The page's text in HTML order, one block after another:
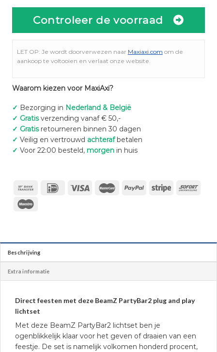
Controleer de voorraad
LET OP: Je wordt doorverwezen naar Maxiaxi.com om de
aankoop te voltooien en verlaat onze website.
Waarom kiezen voor MaxiAxi?
✓ Bezorging in Nederland & België
✓ Gratisverzending vanaf € 50,-
✓ Gratisretourneren binnen 30 dagen
✓ Veilig en vertrouwd achterafbetalen
✓ Voor 22:00 besteld, morgenin huis
Beschrijving
Extra informatie
Direct feesten met deze BeamZ PartyBar2 plug and play
lichtset
Met deze BeamZ PartyBar2 lichtset ben je
ogenblikkelijk klaar voor het geven of draaien van een
feestje. De set is namelijk volkomen honderd procent,